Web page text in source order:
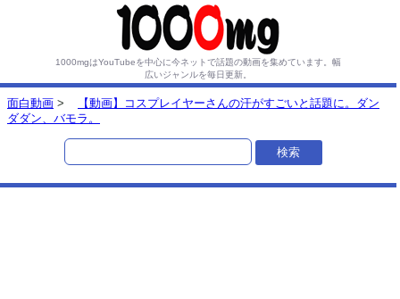
1000mgはYouTubeを中心に今ネットで話題の動画を集めています。 幅
広いジャンルを毎日更新。
面白動画 >
【動画】コスプレイヤーさんの汗がすごいと話題に。ダン
ダダン、バモラ。